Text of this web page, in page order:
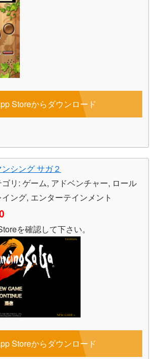
Storeからダウンロード
ンシング サガ２
ゴリ: ゲーム, アドベンチャー, ロール
ング, エンターテインメント
を確認して下さい。
Storeからダウンロード